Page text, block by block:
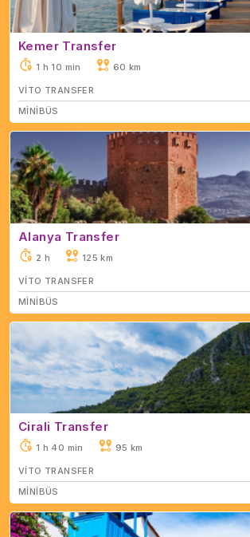
Kemer Transfer
1 h 10 min 60 km
VİTO TRANSFER
MİNİBÜS
Alanya Transfer
2 h 125 km
VİTO TRANSFER
MİNİBÜS
Cirali Transfer
1 h 40 min 95 km
VİTO TRANSFER
MİNİBÜS